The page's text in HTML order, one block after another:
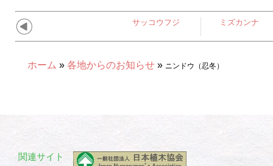
サッコウフジ ミズカンナ
ホーム » 各地からのお知らせ » ニンドウ（忍冬）
関連サイト